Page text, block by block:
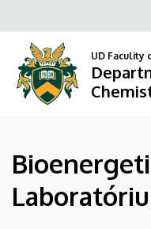
Szolgáltató
of
Medical
to
content
UD Faculity